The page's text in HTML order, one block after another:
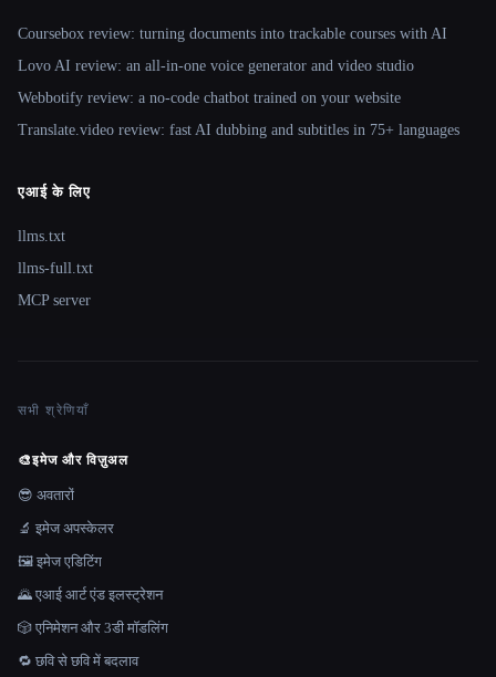
Coursebox review: turning documents into trackable courses with AI
Lovo AI review: an all-in-one voice generator and video studio
Webbotify review: a no-code chatbot trained on your website
Translate.video review: fast AI dubbing and subtitles in 75+ languages
एआई के लिए
llms.txt
llms-full.txt
MCP server
सभी श्रेणियाँ
🎨इमेज और विज़ुअल
😎 अवतारों
🔬 इमेज अपस्केलर
🖼️ इमेज एडिटिंग
🌄 एआई आर्ट एंड इलस्ट्रेशन
🎲 एनिमेशन और 3डी मॉडलिंग
🔁 छवि से छवि में बदलाव